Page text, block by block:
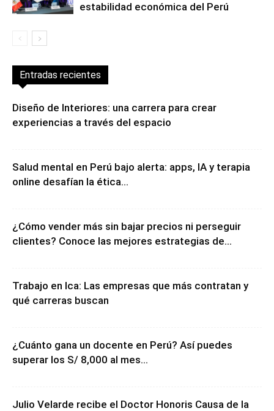
estabilidad económica del Perú
Entradas recientes
Diseño de Interiores: una carrera para crear
experiencias a través del espacio
Salud mental en Perú bajo alerta: apps, IA y terapia
online desafían la ética...
¿Cómo vender más sin bajar precios ni perseguir
clientes? Conoce las mejores estrategias de...
Trabajo en Ica: Las empresas que más contratan y
qué carreras buscan
¿Cuánto gana un docente en Perú? Así puedes
superar los S/ 8,000 al mes...
Julio Velarde recibe el Doctor Honoris Causa de la